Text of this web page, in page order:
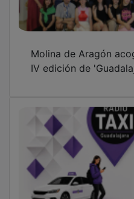
desde el móvil
El cortometraje
tradición en el marco